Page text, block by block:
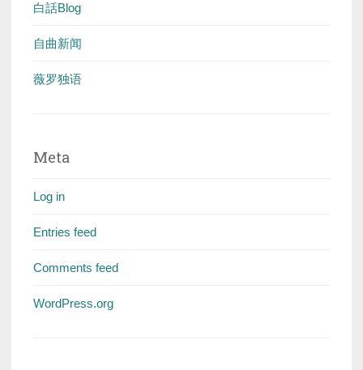
白話Blog
自曲新闻
薇罗独语
Meta
Log in
Entries feed
Comments feed
WordPress.org